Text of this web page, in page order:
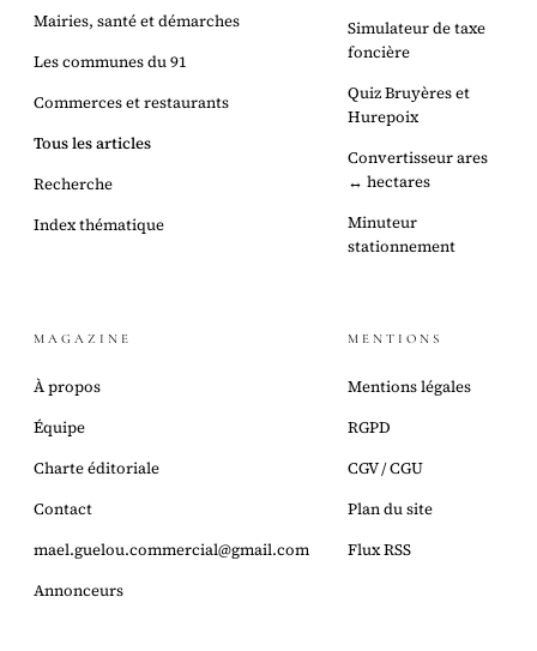
Mairies, santé et démarches
Les communes du 91
Commerces et restaurants
Tous les articles
Recherche
Index thématique
Simulateur de taxe
foncière
Quiz Bruyères et
Hurepoix
Convertisseur ares
↔ hectares
Minuteur
stationnement
MAGAZINE
À propos
Équipe
Charte éditoriale
Contact
mael.guelou.commercial@gmail.com
Annonceurs
MENTIONS
Mentions légales
RGPD
CGV / CGU
Plan du site
Flux RSS